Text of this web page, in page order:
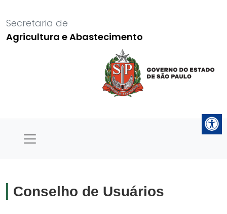
Secretaria de
Agricultura e Abastecimento
Conselho de Usuários